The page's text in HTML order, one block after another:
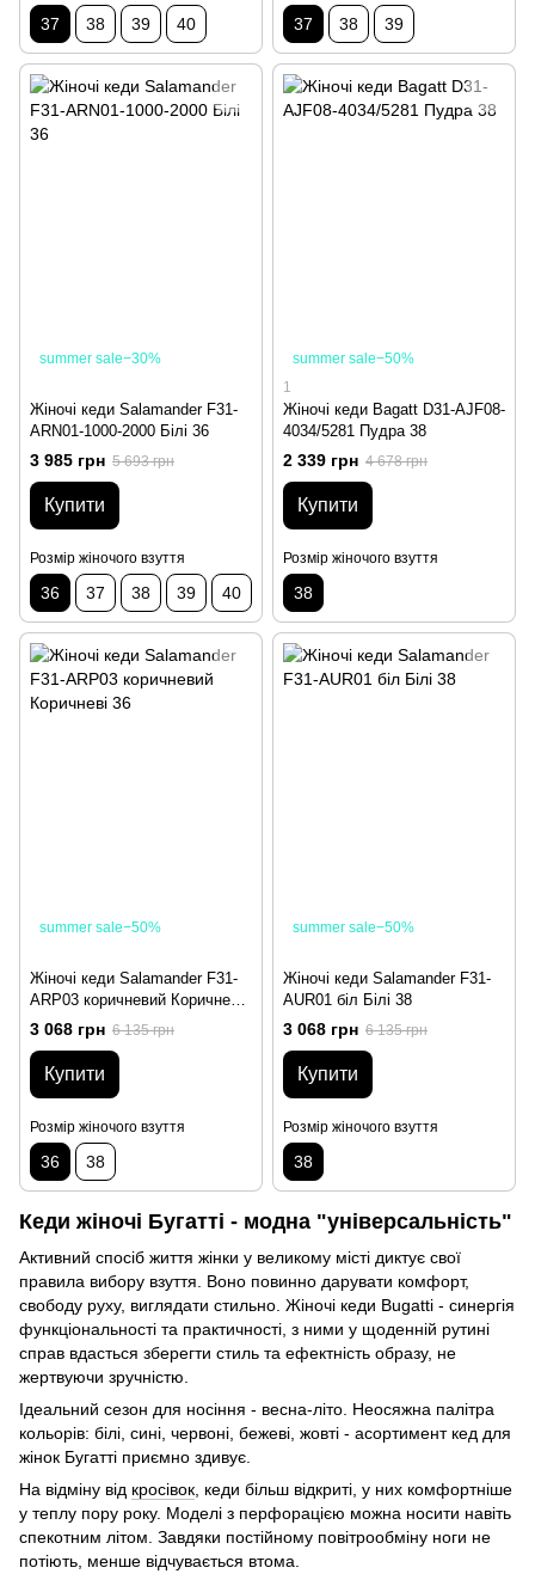
37 38 39 40 37 38 39
summer sale−30%
Жіночі кеди Salamander F31-
ARN01-1000-2000 Білі 36
3 985 грн 5 693 грн
Купити
Розмір жіночого взуття
36 37 38 39 40
summer sale−50%
1
Жіночі кеди Bagatt D31-AJF08-
4034/5281 Пудра 38
2 339 грн 4 678 грн
Купити
Розмір жіночого взуття
38
summer sale−50%
Жіночі кеди Salamander F31-
ARP03 коричневий Коричневі
36
3 068 грн 6 135 грн
Купити
Розмір жіночого взуття
36 38
summer sale−50%
Жіночі кеди Salamander F31-
AUR01 біл Білі 38
3 068 грн 6 135 грн
Купити
Розмір жіночого взуття
38
Кеди жіночі Бугатті - модна "універсальність"
Активний спосіб життя жінки у великому місті диктує свої
правила вибору взуття. Воно повинно дарувати комфорт,
свободу руху, виглядати стильно. Жіночі кеди Вugatti - синергія
функціональності та практичності, з ними у щоденній рутині
справ вдасться зберегти стиль та ефектність образу, не
жертвуючи зручністю.
Ідеальний сезон для носіння - весна-літо. Неосяжна палітра
кольорів: білі, сині, червоні, бежеві, жовті - асортимент кед для
жінок Бугатті приємно здивує.
На відміну від кросівок , кеди більш відкриті, у них комфортніше
у теплу пору року. Моделі з перфорацією можна носити навіть
спекотним літом. Завдяки постійному повітрообміну ноги не
потіють, менше відчувається втома.